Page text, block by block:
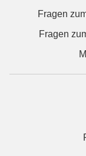
Fragen
Fragen